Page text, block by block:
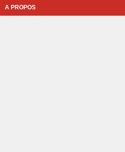
A PROPOS